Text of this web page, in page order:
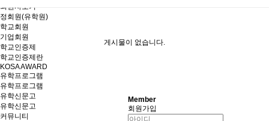
회원사보기
정회원(유학원)
학교회원
기업회원
학교인증제
학교인증제란
KOSA AWARD
유학프로그램
유학프로그램
유학신문고
유학신문고
커뮤니티
게시물이 없습니다.
Member
회원가입